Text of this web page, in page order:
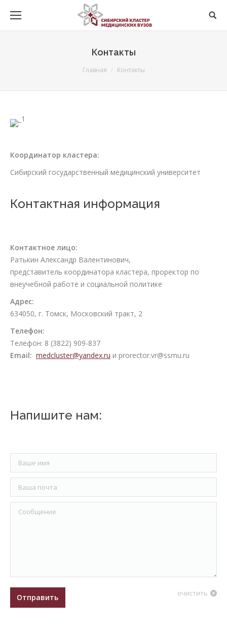
Контакты
Главная Контакты
Координатор кластера:
Сибирский государственный медицинский университет
Контактная информация
Контактное лицо:
Ратькин Александр Валентинович,
представитель координатора кластера, проректор по
внеучебной работе и социальной политике
Адрес:
634050, г. Томск, Московский тракт, 2
Телефон:
Телефон: 8 (3822) 909-837
Email: medcluster@yandex.ru и prorector.vr@ssmu.ru
Напишите нам:
Ваше имя
Ваша почта
Сообщение
Отправить очистить